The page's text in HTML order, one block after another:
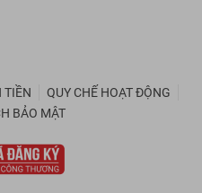
TIỀN
QUY CHẾ HOẠT ĐỘNG
BẢO MẬT